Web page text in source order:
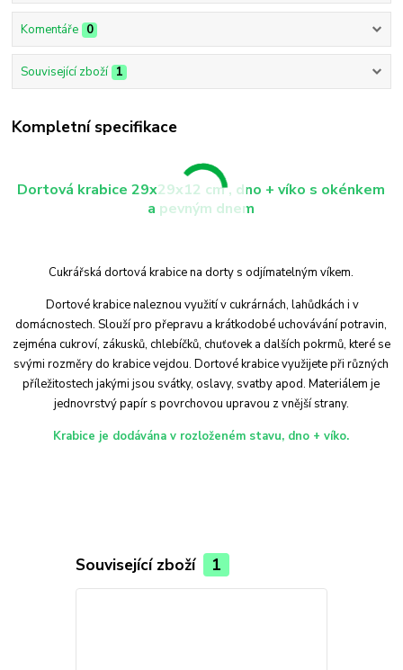
Komentáře 0
Související zboží 1
Kompletní specifikace
Dortová krabice 29x29x12 cm , dno + víko s okénkem
a pevným dnem
Cukrářská dortová krabice na dorty s odjímatelným víkem.
Dortové krabice naleznou využití v cukrárnách, lahůdkách i v
domácnostech. Slouží pro přepravu a krátkodobé uchovávání potravin,
zejména cukroví, zákusků, chlebíčků, chuťovek a dalších pokrmů, které se
svými rozměry do krabice vejdou. Dortové krabice využijete při různých
příležitostech jakými jsou svátky, oslavy, svatby apod. Materiálem je
jednovrstvý papír s povrchovou upravou z vnější strany.
Krabice je dodávána v rozloženém stavu, dno + víko.
Související zboží 1